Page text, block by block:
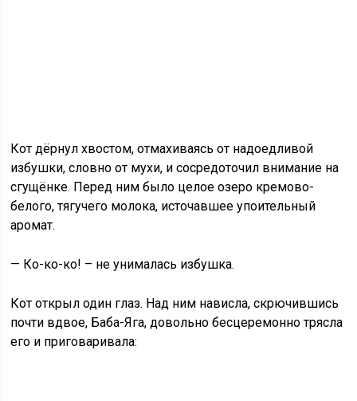
Кот дёрнул хвостом, отмахиваясь от надоедливой
избушки, словно от мухи, и сосредоточил внимание на
сгущёнке. Перед ним было целое озеро кремово-
белого, тягучего молока, источавшее упоительный
аромат.
— Ко-ко-ко! – не унималась избушка.
Кот открыл один глаз. Над ним нависла, скрючившись
почти вдвое, Баба-Яга, довольно бесцеремонно трясла
его и приговаривала: